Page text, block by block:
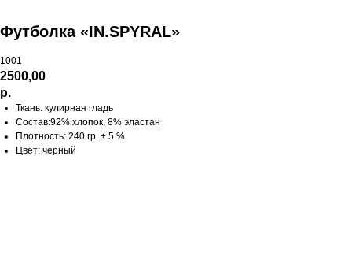
Футболка «IN.SPYRAL»
1001
2500,00
р.
Ткань: кулирная гладь
Состав:92% хлопок, 8% эластан
Плотность: 240 гр. ± 5 %
Цвет: черный